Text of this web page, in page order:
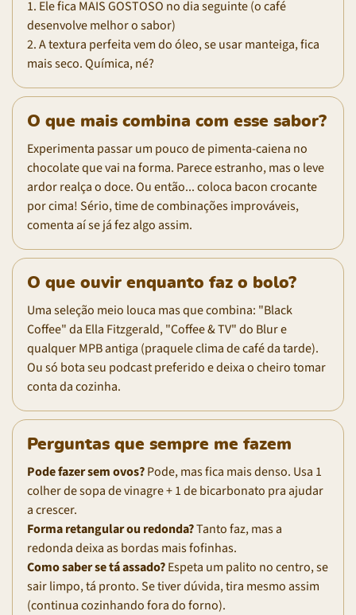
1. Ele fica MAIS GOSTOSO no dia seguinte (o café
desenvolve melhor o sabor)
2. A textura perfeita vem do óleo, se usar manteiga, fica
mais seco. Química, né?
O que mais combina com esse sabor?
Experimenta passar um pouco de pimenta-caiena no
chocolate que vai na forma. Parece estranho, mas o leve
ardor realça o doce. Ou então... coloca bacon crocante
por cima! Sério, time de combinações improváveis,
comenta aí se já fez algo assim.
O que ouvir enquanto faz o bolo?
Uma seleção meio louca mas que combina: "Black
Coffee" da Ella Fitzgerald, "Coffee & TV" do Blur e
qualquer MPB antiga (praquele clima de café da tarde).
Ou só bota seu podcast preferido e deixa o cheiro tomar
conta da cozinha.
Perguntas que sempre me fazem
Pode fazer sem ovos?Pode, mas fica mais denso. Usa 1
colher de sopa de vinagre + 1 de bicarbonato pra ajudar
a crescer.
Forma retangular ou redonda?Tanto faz, mas a
redonda deixa as bordas mais fofinhas.
Como saber se tá assado?Espeta um palito no centro, se
sair limpo, tá pronto. Se tiver dúvida, tira mesmo assim
(continua cozinhando fora do forno).